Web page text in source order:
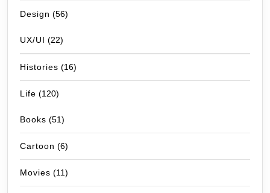
Design (56)
UX/UI (22)
Histories (16)
Life (120)
Books (51)
Cartoon (6)
Movies (11)